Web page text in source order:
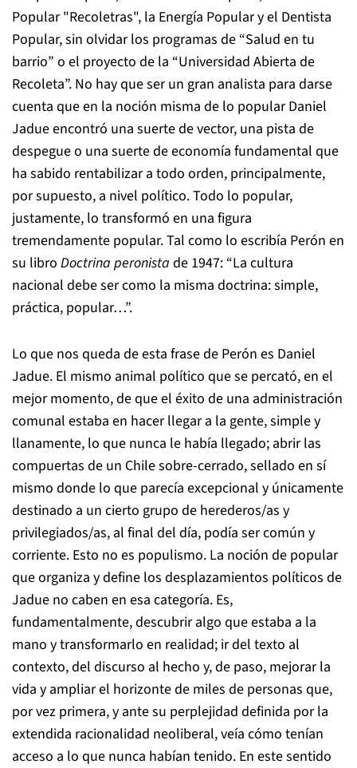
Popular "Recoletras", la Energía Popular y el Dentista
Popular, sin olvidar los programas de “Salud en tu
barrio” o el proyecto de la “Universidad Abierta de
Recoleta”. No hay que ser un gran analista para darse
cuenta que en la noción misma de lo popular Daniel
Jadue encontró una suerte de vector, una pista de
despegue o una suerte de economía fundamental que
ha sabido rentabilizar a todo orden, principalmente,
por supuesto, a nivel político. Todo lo popular,
justamente, lo transformó en una figura
tremendamente popular. Tal como lo escribía Perón en
su libro Doctrina peronista de 1947: “La cultura
nacional debe ser como la misma doctrina: simple,
práctica, popular…”.
Lo que nos queda de esta frase de Perón es Daniel
Jadue. El mismo animal político que se percató, en el
mejor momento, de que el éxito de una administración
comunal estaba en hacer llegar a la gente, simple y
llanamente, lo que nunca le había llegado; abrir las
compuertas de un Chile sobre-cerrado, sellado en sí
mismo donde lo que parecía excepcional y únicamente
destinado a un cierto grupo de herederos/as y
privilegiados/as, al final del día, podía ser común y
corriente. Esto no es populismo. La noción de popular
que organiza y define los desplazamientos políticos de
Jadue no caben en esa categoría. Es,
fundamentalmente, descubrir algo que estaba a la
mano y transformarlo en realidad; ir del texto al
contexto, del discurso al hecho y, de paso, mejorar la
vida y ampliar el horizonte de miles de personas que,
por vez primera, y ante su perplejidad definida por la
extendida racionalidad neoliberal, veía cómo tenían
acceso a lo que nunca habían tenido. En este sentido